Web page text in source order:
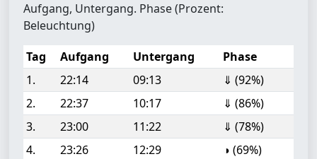
Aufgang, Untergang. Phase (Prozent:
Beleuchtung)
Tag
Aufgang Untergang
Phase
1.
22:14 09:13
⇓ (92%)
2.
22:37 10:17
⇓ (86%)
3.
23:00 11:22
⇓ (78%)
4.
23:26 12:29
◑ (69%)